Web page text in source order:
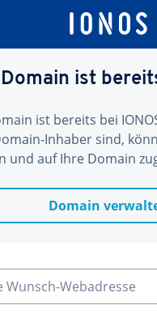
Domain ist
ist bereits bei
Inhaber sind,
und auf Ihre Domain
Domain
Wunsch-Webadresse